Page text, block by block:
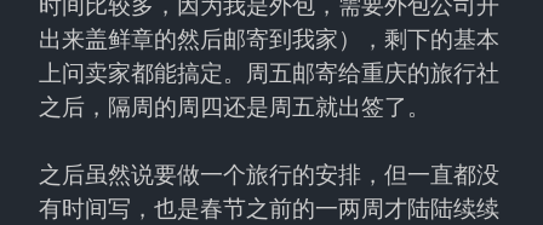
时间比较多，因为我是外包，需要外包公司开
出来盖鲜章的然后邮寄到我家），剩下的基本
上问卖家都能搞定。周五邮寄给重庆的旅行社
之后，隔周的周四还是周五就出签了。
之后虽然说要做一个旅行的安排，但一直都没
有时间写，也是春节之前的一两周才陆陆续续